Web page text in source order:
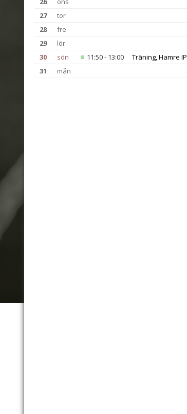
27
tor
28
fre
29
lör
30
sön 11:50 - 13:00 Träning, Hamre IP
31 mån